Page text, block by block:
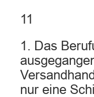
11
1. Das
nur eine